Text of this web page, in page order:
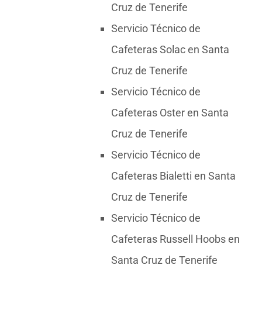
Cruz de Tenerife
Servicio Técnico de
Cafeteras Solac en Santa
Cruz de Tenerife
Servicio Técnico de
Cafeteras Oster en Santa
Cruz de Tenerife
Servicio Técnico de
Cafeteras Bialetti en Santa
Cruz de Tenerife
Servicio Técnico de
Cafeteras Russell Hoobs en
Santa Cruz de Tenerife